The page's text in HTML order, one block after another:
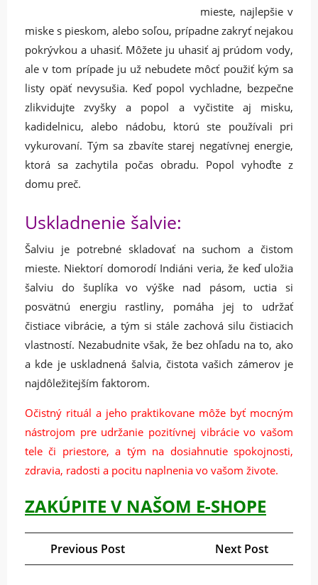
mieste, najlepšie v
miske s pieskom, alebo soľou, prípadne zakryť nejakou
pokrývkou a uhasiť. Môžete ju uhasiť aj prúdom vody,
ale v tom prípade ju už nebudete môcť použiť kým sa
listy opäť nevysušia. Keď popol vychladne, bezpečne
zlikvidujte zvyšky a popol a vyčistite aj misku,
kadidelnicu, alebo nádobu, ktorú ste používali pri
vykurovaní. Tým sa zbavíte starej negatívnej energie,
ktorá sa zachytila počas obradu. Popol vyhoďte z
domu preč.
Uskladnenie šalvie:
Šalviu je potrebné skladovať na suchom a čistom
mieste. Niektorí domorodí Indiáni veria, že keď uložia
šalviu do šuplíka vo výške nad pásom, uctia si
posvätnú energiu rastliny, pomáha jej to udržať
čistiace vibrácie, a tým si stále zachová silu čistiacich
vlastností. Nezabudnite však, že bez ohľadu na to, ako
a kde je uskladnená šalvia, čistota vašich zámerov je
najdôležitejším faktorom.
Očistný rituál a jeho praktikovane môže byť mocným
nástrojom pre udržanie pozitívnej vibrácie vo vašom
tele či priestore, a tým na dosiahnutie spokojnosti,
zdravia, radosti a pocitu naplnenia vo vašom živote.
ZAKÚPITE V NAŠOM E-SHOPE
Navigácia
v
Previous PostPrevious
Post
Next Post
Post